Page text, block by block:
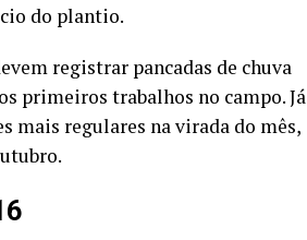
do plantio.
registrar pancadas de chuva
primeiros trabalhos no campo. Já
mais regulares na virada do mês,